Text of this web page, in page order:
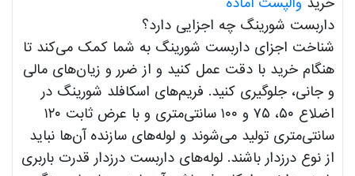
داربست شورینگ چه اجزایی دارد؟
شناخت اجزای داربست شورینگ به شما کمک می‌کند تا
هنگام خرید با دقت عمل کنید و از ضرر و زیان‌های مالی
و جانی، جلوگیری کنید. فریم‌های اسکافلد شورینگ در
اضلاع ۵۰، ۷۵ و ۱۰۰ سانتی‌متری و با عرض ثابت ۱۲۰
سانتی‌متری تولید می‌شوند و لوله‌های سازنده‌ آن‌ها نباید
از نوع درزدار باشند. لوله‌های داربست درزدار قدرت باربری